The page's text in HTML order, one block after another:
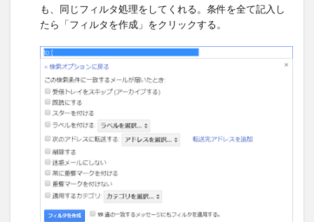
も、同じフィルタ処理をしてくれる。条件を全て記入し
たら「フィルタを作成」をクリックする。